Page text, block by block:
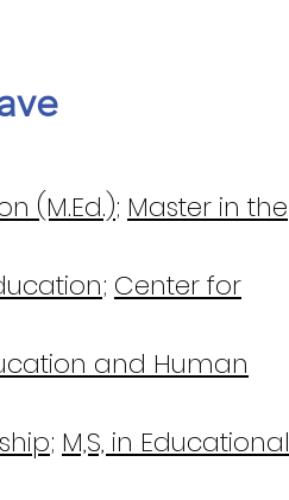
(M.Ed.); Master in the
; Center for
and Human
; M,S, in Educational